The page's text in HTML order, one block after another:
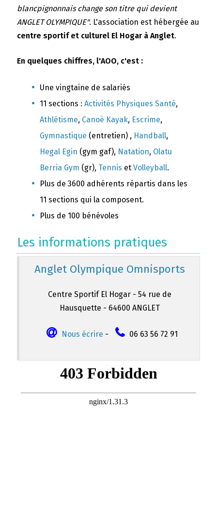
blancpignonnais change son titre qui devient
ANGLET OLYMPIQUE". L'association est hébergée au
centre sportif et culturel El Hogar à Anglet.
En quelques chiffres, l'AOO, c'est :
Une vingtaine de salariés
11 sections : Activités Physiques Santé,
Athlétisme, Canoë Kayak, Escrime,
Gymnastique (entretien) , Handball,
Hegal Egin (gym gaf), Natation, Olatu
Berria Gym (gr), Tennis et Volleyball.
Plus de 3600 adhérents répartis dans les
11 sections qui la composent.
Plus de 100 bénévoles
Les informations pratiques
Anglet Olympique Omnisports
Centre Sportif El Hogar - 54 rue de
Hausquette - 64600 ANGLET
Nous écrire - 06 63 56 72 91